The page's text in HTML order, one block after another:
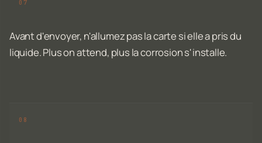
Avant d'envoyer, n'allumez pas la carte si elle a pris du
liquide. Plus on attend, plus la corrosion s'installe.